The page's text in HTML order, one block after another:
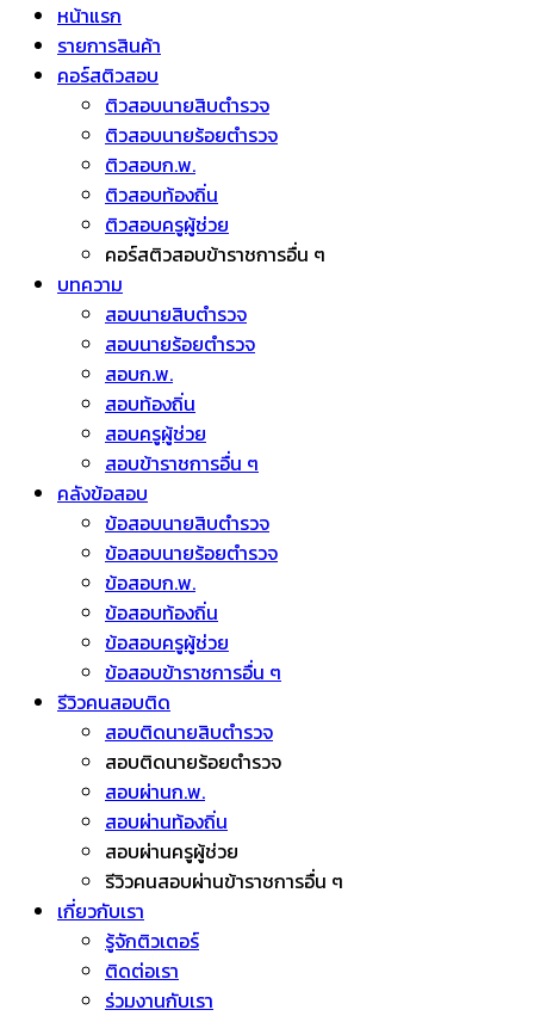
หน้าแรก
รายการสินค้า
คอร์สติวสอบ
ติวสอบนายสิบตำรวจ
ติวสอบนายร้อยตำรวจ
ติวสอบก.พ.
ติวสอบท้องถิ่น
ติวสอบครูผู้ช่วย
คอร์สติวสอบข้าราชการอื่น ๆ
บทความ
สอบนายสิบตำรวจ
สอบนายร้อยตำรวจ
สอบก.พ.
สอบท้องถิ่น
สอบครูผู้ช่วย
สอบข้าราชการอื่น ๆ
คลังข้อสอบ
ข้อสอบนายสิบตำรวจ
ข้อสอบนายร้อยตำรวจ
ข้อสอบก.พ.
ข้อสอบท้องถิ่น
ข้อสอบครูผู้ช่วย
ข้อสอบข้าราชการอื่น ๆ
รีวิวคนสอบติด
สอบติดนายสิบตำรวจ
สอบติดนายร้อยตำรวจ
สอบผ่านก.พ.
สอบผ่านท้องถิ่น
สอบผ่านครูผู้ช่วย
รีวิวคนสอบผ่านข้าราชการอื่น ๆ
เกี่ยวกับเรา
รู้จักติวเตอร์
ติดต่อเรา
ร่วมงานกับเรา